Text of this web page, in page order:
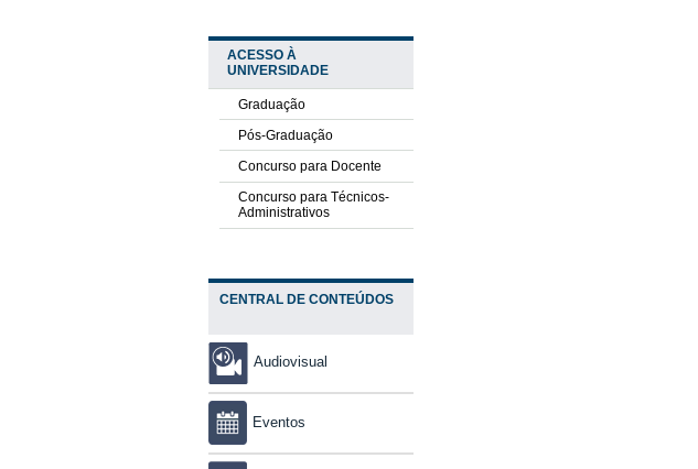
ACESSO À
UNIVERSIDADE
Graduação
Pós-Graduação
Concurso para Docente
Concurso para Técnicos-
Administrativos
CENTRAL DE CONTEÚDOS
Audiovisual
Eventos